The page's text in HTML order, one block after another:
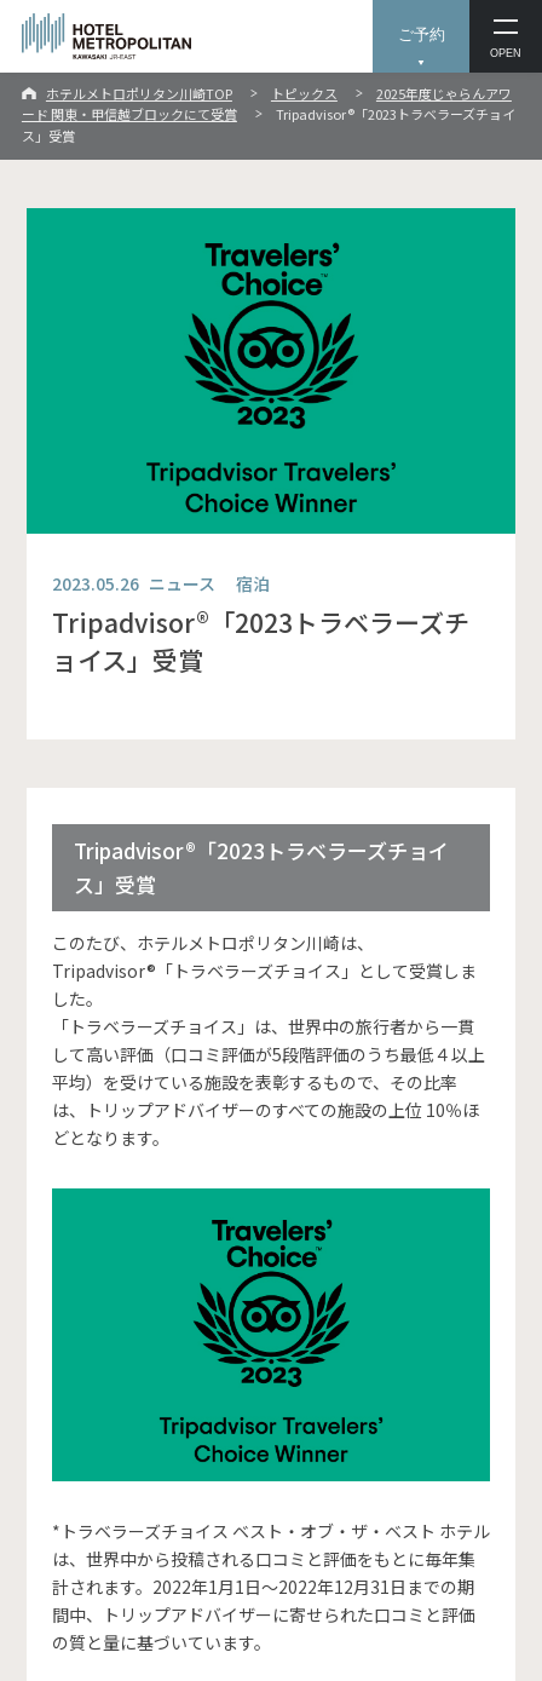
ご予約
OPEN
ホテルメトロポリタン川崎TOP トピックス
2025年度じゃらんアワ
ード 関東・甲信越ブロックにて受賞
Tripadvisor®「2023トラベラーズチョイ
ス」受賞
2023.05.26 ニュース 宿泊
Tripadvisor®「2023トラベラーズチ
ョイス」受賞
Tripadvisor®「2023トラベラーズチョイ
ス」受賞
このたび、ホテルメトロポリタン川崎は、
Tripadvisor®「トラベラーズチョイス」として受賞しま
した。
「トラベラーズチョイス」は、世界中の旅行者から一貫
して高い評価（口コミ評価が5段階評価のうち最低４以上
平均）を受けている施設を表彰するもので、その比率
は、トリップアドバイザーのすべての施設の上位 10％ほ
どとなります。
*トラベラーズチョイス ベスト・オブ・ザ・ベスト ホテル
は、世界中から投稿される口コミと評価をもとに毎年集
計されます。2022年1月1日～2022年12月31日までの期
間中、トリップアドバイザーに寄せられた口コミと評価
の質と量に基づいています。